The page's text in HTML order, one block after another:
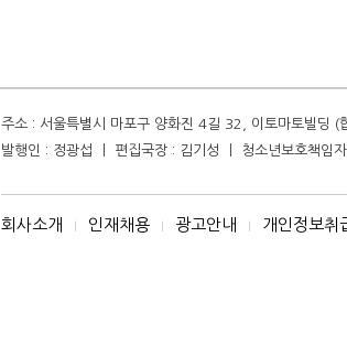
주소 : 서울특별시 마포구 양화진 4길 32, 이토마토빌딩
발행인 : 정광섭 ㅣ 편집국장 : 김기성 ㅣ 청소년보호책
회사소개 I 인재채용 I 광고안내 I 개인정보취